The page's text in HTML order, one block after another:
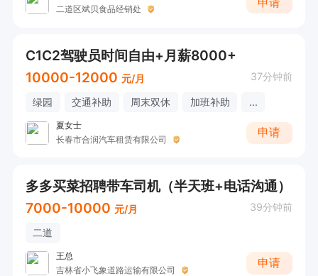
二道区斌贝食品经销处
C1C2驾驶员时间自由+月薪8000+
10000-12000 元/月 37分钟前
绿园 交通补助 周末双休 加班补助 ...
夏女士
长春市合润汽车租赁有限公司
申请
多多买菜招聘带车司机（半天班+电话沟通）
7000-10000 元/月 39分钟前
二道
王总
吉林省小飞象道路运输有限公司
申请